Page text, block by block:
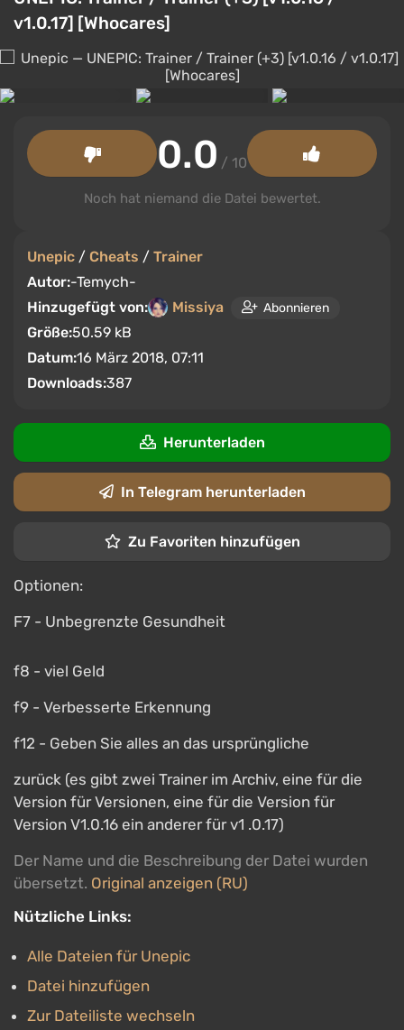
v1.0.17] [Whocares]
Unepic / Cheats / Trainer
Autor:-Temych-
Hinzugefügt von:
Missiya Abonnieren
Größe:50.59 kB
Datum:16 März 2018, 07:11
Downloads:387
0.0 / 10
Noch hat niemand die Datei bewertet.
Herunterladen
In Telegram herunterladen
Zu Favoriten hinzufügen
Optionen:
F7 - Unbegrenzte Gesundheit
f8 - viel Geld
f9 - Verbesserte Erkennung
f12 - Geben Sie alles an das ursprüngliche
zurück (es gibt zwei Trainer im Archiv, eine für die
Version für Versionen, eine für die Version für
Version V1.0.16 ein anderer für v1 .0.17)
Der Name und die Beschreibung der Datei wurden
übersetzt. Original anzeigen (RU)
Nützliche Links:
Alle Dateien für Unepic
Datei hinzufügen
Zur Dateiliste wechseln